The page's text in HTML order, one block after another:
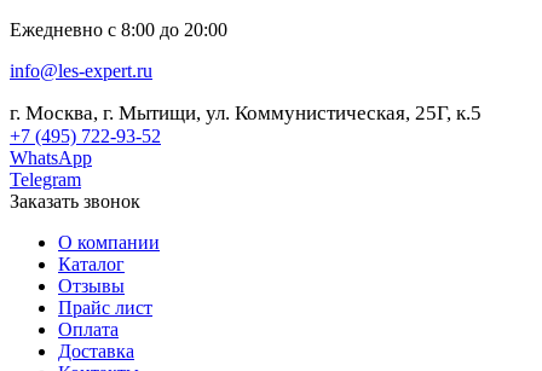
Ежедневно с 8:00 до 20:00
info@les-expert.ru
г. Москва, г. Мытищи, ул. Коммунистическая, 25Г, к.5
+7 (495) 722-93-52
WhatsApp
Telegram
Заказать звонок
О компании
Каталог
Отзывы
Прайс лист
Оплата
Доставка